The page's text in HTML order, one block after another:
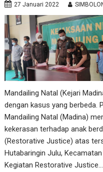
27 Januari 2022
Mandailing Natal (Kejari
dengan kasus yang berbeda.
Mandailing Natal (Madina)
kekerasan terhadap anak
(Restorative Justice) atas
Hutabaringin Julu,
Kegiatan Restorative Justice…